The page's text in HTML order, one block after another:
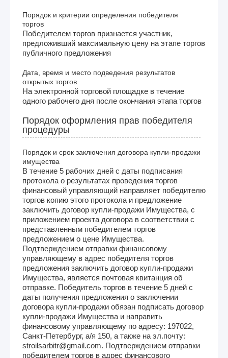
Порядок и критерии определения победителя
торгов
Победителем торгов признается участник,
предложивший максимальную цену на этапе торгов
публичного предложения
Дата, время и место подведения результатов
открытых торгов
На электронной торговой площадке в течение
одного рабочего дня после окончания этапа торгов
Порядок оформления прав победителя
процедуры
Порядок и срок заключения договора купли-продажи
имущества
В течение 5 рабочих дней с даты подписания
протокола о результатах проведения торгов
финансовый управляющий направляет победителю
торгов копию этого протокола и предложение
заключить договор купли-продажи Имущества, с
приложением проекта договора в соответствии с
представленным победителем торгов
предложением о цене Имущества.
Подтверждением отправки финансовому
управляющему в адрес победителя торгов
предложения заключить договор купли-продажи
Имущества, является почтовая квитанция об
отправке. Победитель торгов в течение 5 дней с
даты получения предложения о заключении
договора купли-продажи обязан подписать договор
купли-продажи Имущества и направить
финансовому управляющему по адресу: 197022,
Санкт-Петербург, а/я 150, а также на эл.почту:
stroilsarbitr@gmail.com. Подтверждением отправки
победителем торгов в адрес финансового